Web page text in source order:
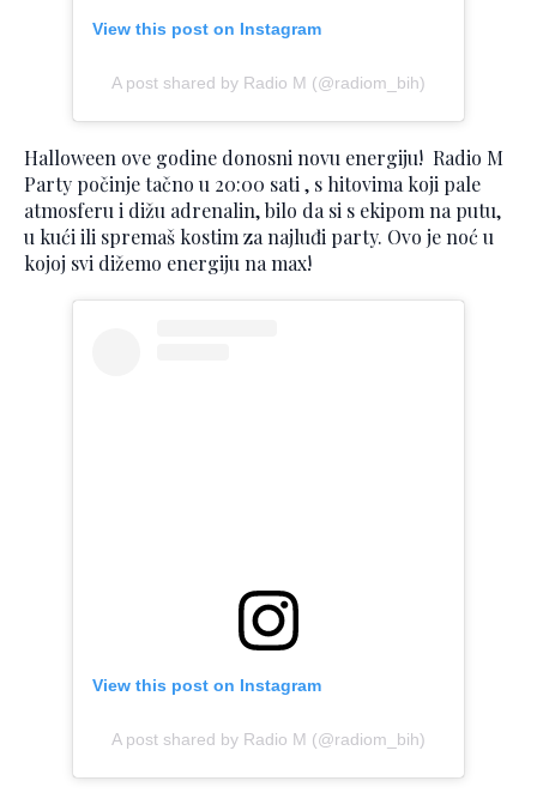
View this post on Instagram
A post shared by Radio M (@radiom_bih)
Halloween ove godine donosni novu energiju! Radio M
Party počinje tačno u 20:00 sati , s hitovima koji pale
atmosferu i dižu adrenalin, bilo da si s ekipom na putu,
u kući ili spremaš kostim za najluđi party. Ovo je noć u
kojoj svi dižemo energiju na max!
View this post on Instagram
A post shared by Radio M (@radiom_bih)